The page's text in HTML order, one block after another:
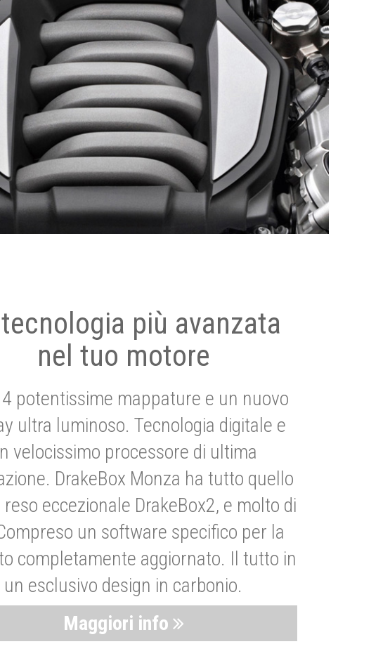
più avanzata
nel tuo motore
potentissime mappature e un nuovo
ultra luminoso. Tecnologia digitale e
velocissimo processore di ultima
DrakeBox Monza ha tutto quello
eccezionale DrakeBox2, e molto di
un software specifico per la
completamente aggiornato. Il tutto in
un esclusivo design in carbonio.
Maggiori info